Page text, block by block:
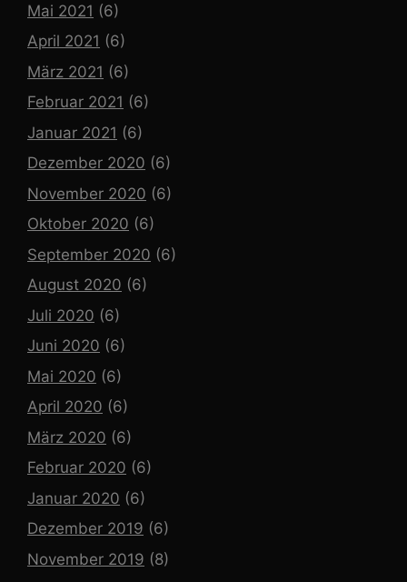
Mai 2021 (6)
April 2021 (6)
März 2021 (6)
Februar 2021 (6)
Januar 2021 (6)
Dezember 2020 (6)
November 2020 (6)
Oktober 2020 (6)
September 2020 (6)
August 2020 (6)
Juli 2020 (6)
Juni 2020 (6)
Mai 2020 (6)
April 2020 (6)
März 2020 (6)
Februar 2020 (6)
Januar 2020 (6)
Dezember 2019 (6)
November 2019 (8)